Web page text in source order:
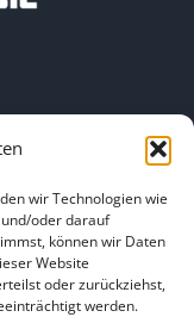
wir Technologien wie
oder darauf
können wir Daten
Website
oder zurückziehst,
werden.